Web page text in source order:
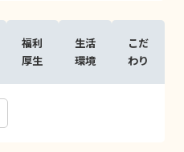
福利
厚生
生活
環境
こだ
わり